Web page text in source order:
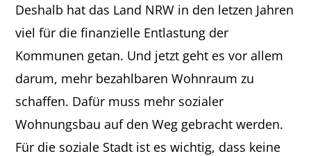
Deshalb hat das Land NRW in den letzen Jahren
viel für die finanzielle Entlastung der
Kommunen getan. Und jetzt geht es vor allem
darum, mehr bezahlbaren Wohnraum zu
schaffen. Dafür muss mehr sozialer
Wohnungsbau auf den Weg gebracht werden.
Für die soziale Stadt ist es wichtig, dass keine